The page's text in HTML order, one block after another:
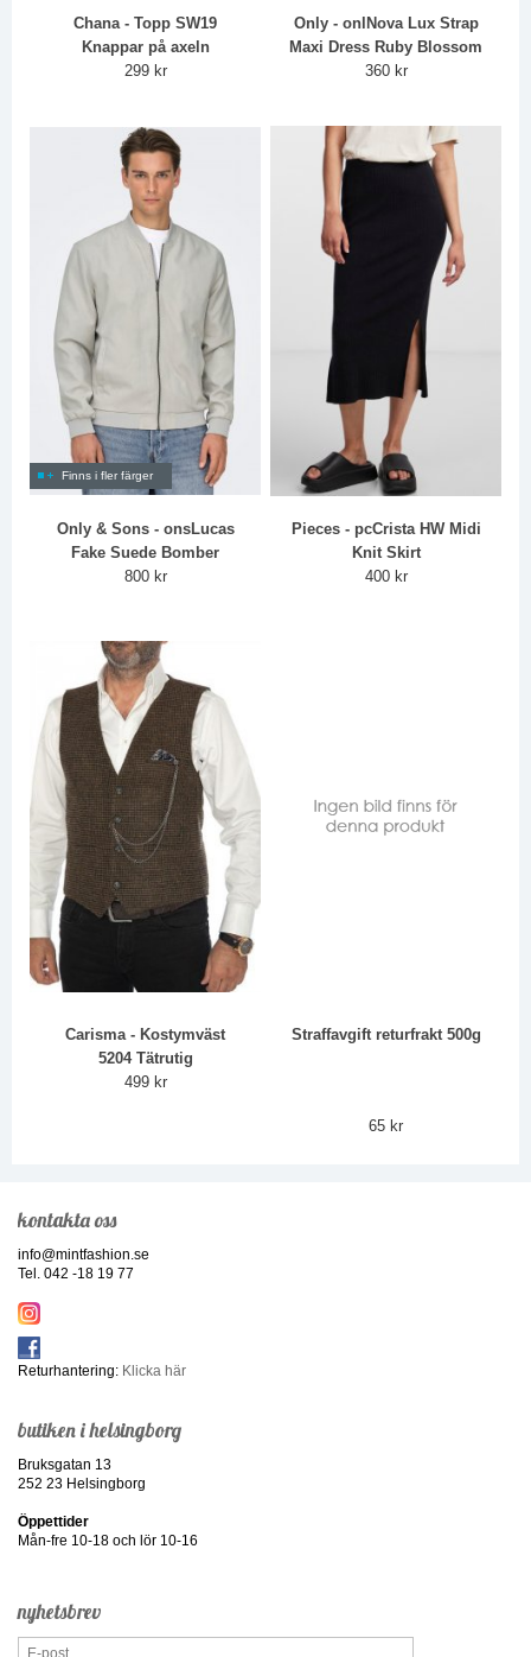
Chana - Topp SW19
Knappar på axeln
299 kr
Only - onlNova Lux Strap
Maxi Dress Ruby Blossom
360 kr
Finns i fler färger
Only & Sons - onsLucas
Fake Suede Bomber
800 kr
Pieces - pcCrista HW Midi
Knit Skirt
400 kr
Carisma - Kostymväst
5204 Tätrutig
499 kr
Straffavgift returfrakt 500g
65 kr
kontakta oss
info@mintfashion.se
Tel. 042 -18 19 77
Returhantering: Klicka här
butiken i helsingborg
Bruksgatan 13
252 23 Helsingborg
Öppettider
Mån-fre 10-18 och lör 10-16
nyhetsbrev